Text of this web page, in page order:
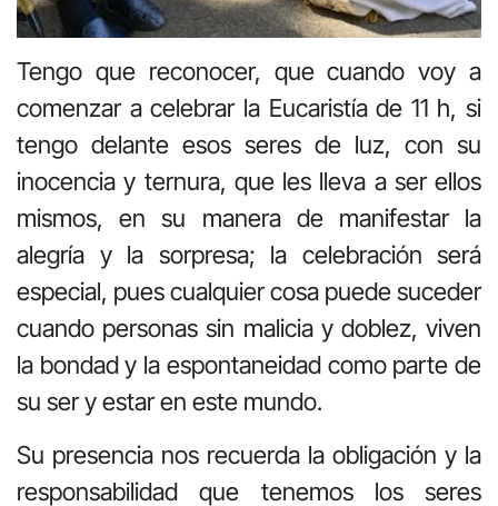
Tengo que reconocer, que cuando voy a
comenzar a celebrar la Eucaristía de 11 h, si
tengo delante esos seres de luz, con su
inocencia y ternura, que les lleva a ser ellos
mismos, en su manera de manifestar la
alegría y la sorpresa; la celebración será
especial, pues cualquier cosa puede suceder
cuando personas sin malicia y doblez, viven
la bondad y la espontaneidad como parte de
su ser y estar en este mundo.
Su presencia nos recuerda la obligación y la
responsabilidad que tenemos los seres